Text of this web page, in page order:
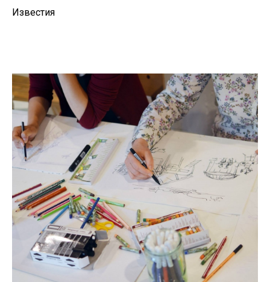
Известия